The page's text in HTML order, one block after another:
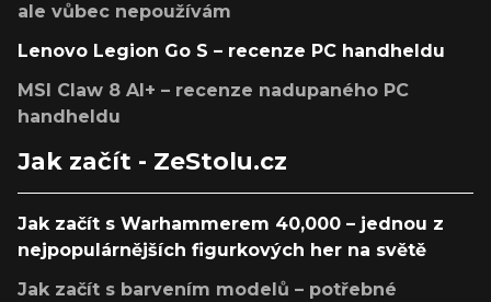
ale vůbec nepoužívám
Lenovo Legion Go S – recenze PC handheldu
MSI Claw 8 AI+ – recenze nadupaného PC
handheldu
Jak začít - ZeStolu.cz
Jak začít s Warhammerem 40,000 – jednou z
nejpopulárnějších figurkových her na světě
Jak začít s barvením modelů – potřebné